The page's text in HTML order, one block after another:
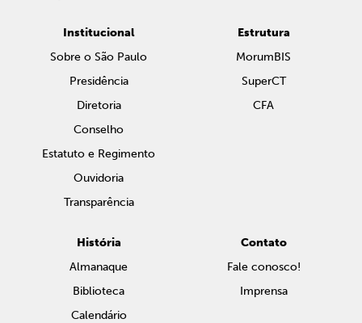
Institucional
Sobre o São Paulo
Presidência
Diretoria
Conselho
Estatuto e Regimento
Ouvidoria
Transparência
Estrutura
MorumBIS
SuperCT
CFA
História
Almanaque
Biblioteca
Calendário
Contato
Fale conosco!
Imprensa